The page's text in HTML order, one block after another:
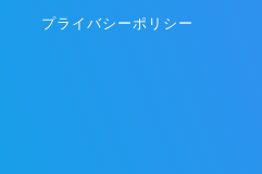
プライバシーポリシー